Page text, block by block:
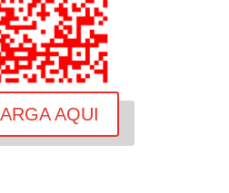
AQUI